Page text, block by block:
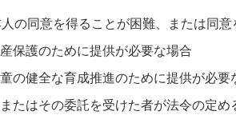
の同意を得ることが困難、または同
保護のために提供が必要な場合
の健全な育成推進のために提供が必要
たはその委託を受けた者が法令の定